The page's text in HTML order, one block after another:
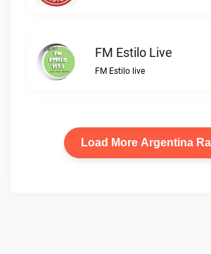
FM Estilo Live
FM Estilo live
Load More Argentina